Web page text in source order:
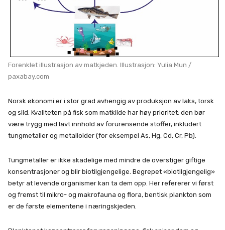
Forenklet illustrasjon av matkjeden. Illustrasjon: Yulia Mun /
paxabay.com
Norsk økonomi er i stor grad avhengig av produksjon av laks, torsk
og sild. Kvaliteten på fisk som matkilde har høy prioritet; den bør
være trygg med lavt innhold av forurensende stoffer, inkludert
tungmetaller og metalloider (for eksempel As, Hg, Cd, Cr, Pb).
Tungmetaller er ikke skadelige med mindre de overstiger giftige
konsentrasjoner og blir biotilgjengelige. Begrepet «biotilgjengelig»
betyr at levende organismer kan ta dem opp. Her refererer vi først
og fremst til mikro- og makrofauna og flora, bentisk plankton som
er de første elementene i næringskjeden.